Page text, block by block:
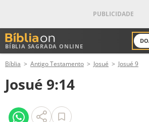
BÍBLIA SAGRADA ONLINE
ANTIGO TESTAMENTO
NOVO TESTAMENTO
VERSÍCULOS
Bíblia Antigo Testamento Josué Josué 9
Josué 9:14